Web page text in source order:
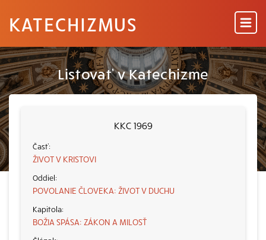
KATECHIZMUS
Listovať v Katechizme
KKC 1969
ŽIVOT V KRISTOVI
POVOLANIE ČLOVEKA: ŽIVOT V DUCHU
BOŽIA SPÁSA: ZÁKON A MILOSŤ